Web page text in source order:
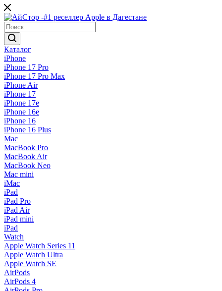
Каталог
iPhone
iPhone 17 Pro
iPhone 17 Pro Max
iPhone Air
iPhone 17
iPhone 17e
iPhone 16e
iPhone 16
iPhone 16 Plus
Mac
MacBook Pro
MacBook Air
MacBook Neo
Mac mini
iMac
iPad
iPad Pro
iPad Air
iPad mini
iPad
Watch
Apple Watch Series 11
Apple Watch Ultra
Apple Watch SE
AirPods
AirPods 4